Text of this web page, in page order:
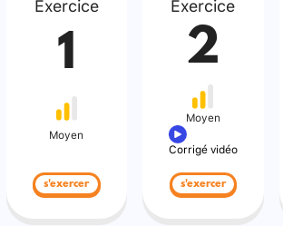
1
Moyen
s'exercer
2
Moyen
Corrigé vidéo
s'exercer